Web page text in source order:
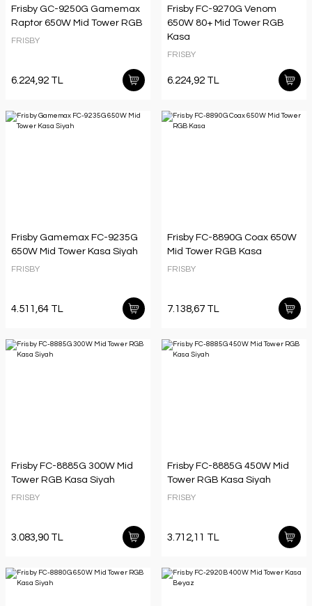
Frisby GC-9250G Gamemax
Raptor 650W Mid Tower RGB
FRISBY
6.224,92 TL
Frisby FC-9270G Venom
650W 80+ Mid Tower RGB
Kasa
FRISBY
6.224,92 TL
Frisby Gamemax FC-9235G
650W Mid Tower Kasa Siyah
FRISBY
4.511,64 TL
Frisby FC-8890G Coax 650W
Mid Tower RGB Kasa
FRISBY
7.138,67 TL
Frisby FC-8885G 300W Mid
Tower RGB Kasa Siyah
FRISBY
3.083,90 TL
Frisby FC-8885G 450W Mid
Tower RGB Kasa Siyah
FRISBY
3.712,11 TL